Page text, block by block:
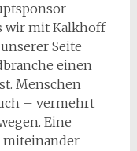
wir mit Kalkhoff
Seite
einen
Menschen
– vermehrt
Eine
miteinander